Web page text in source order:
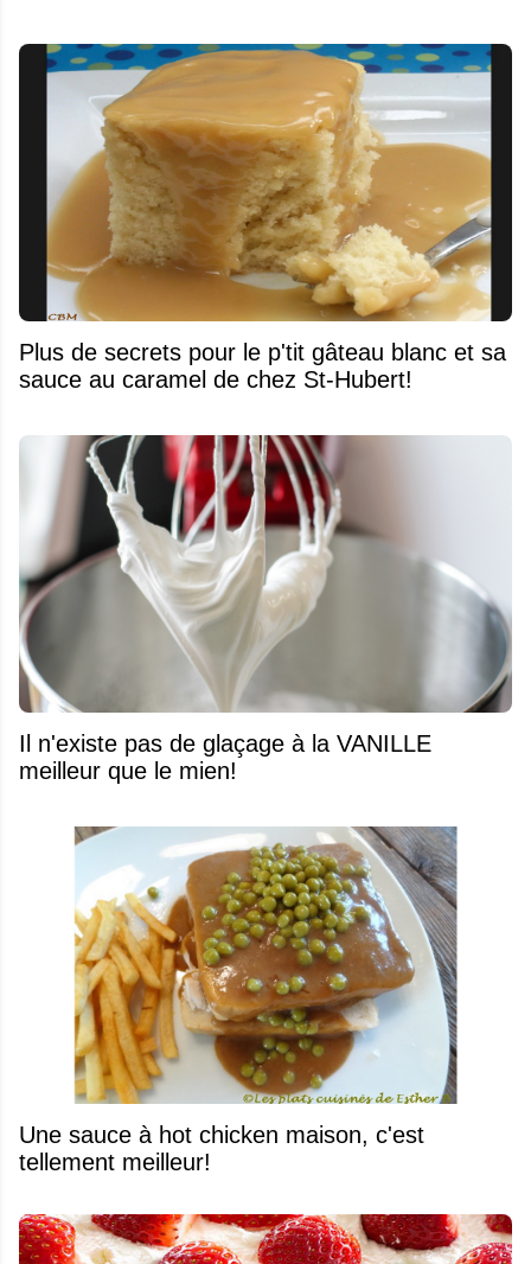
Plus de secrets pour le p'tit gâteau blanc et sa
sauce au caramel de chez St-Hubert!
Il n'existe pas de glaçage à la VANILLE
meilleur que le mien!
Une sauce à hot chicken maison, c'est
tellement meilleur!